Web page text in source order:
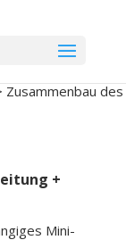
Zusammenbau des
+
Mini-